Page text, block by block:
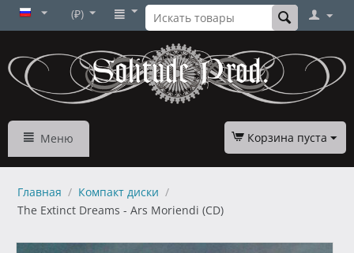
(₽)
Меню Корзина пуста
Главная / Компакт диски /
The Extinct Dreams - Ars Moriendi (CD)